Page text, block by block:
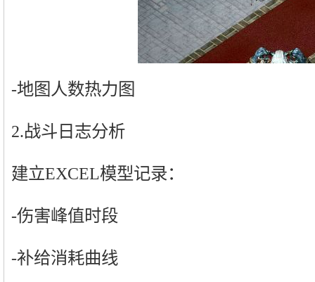
-地图人数热力图
2.战斗日志分析
建立EXCEL模型记录：
-伤害峰值时段
-补给消耗曲线